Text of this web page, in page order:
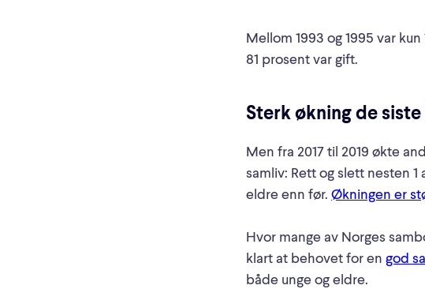
Mellom 1993 og 1995 var
81 prosent var gift.
Sterk økning de siste
Men fra 2017 til 2019 økte
samliv: Rett og slett nesten
eldre enn før. Økningen er
Hvor mange av Norges
klart at behovet for en god
både unge og eldre.